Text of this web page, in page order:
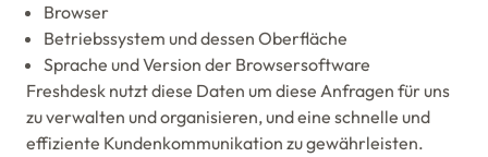
Browser
Betriebssystem und dessen Oberfläche
Sprache und Version der Browsersoftware
Freshdesk nutzt diese Daten um diese Anfragen für uns
zu verwalten und organisieren, und eine schnelle und
effiziente Kundenkommunikation zu gewährleisten.